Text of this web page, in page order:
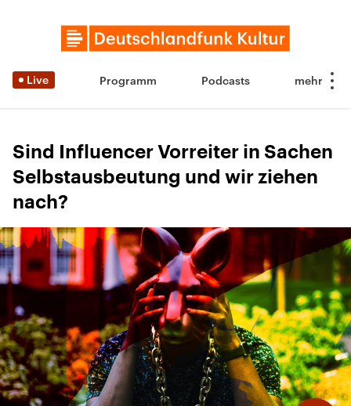
Live Programm Podcasts
Sind Influencer Vorreiter in Sachen
Selbstausbeutung und wir ziehen
nach?